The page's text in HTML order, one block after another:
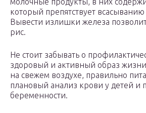
который препятствует
Вывести излишки железа
рис.
Не стоит забывать о
здоровый и активный образ
на свежем воздухе, правильно
плановый анализ крови у детей и
беременности.